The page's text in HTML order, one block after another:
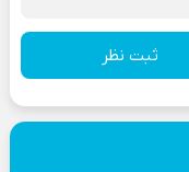
ثبت نظر